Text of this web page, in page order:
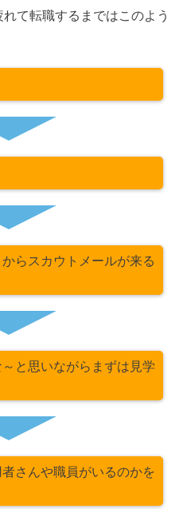
て転職するまではこのよう
らスカウトメールが来る
と思いながらまずは見学
さんや職員がいるのかを